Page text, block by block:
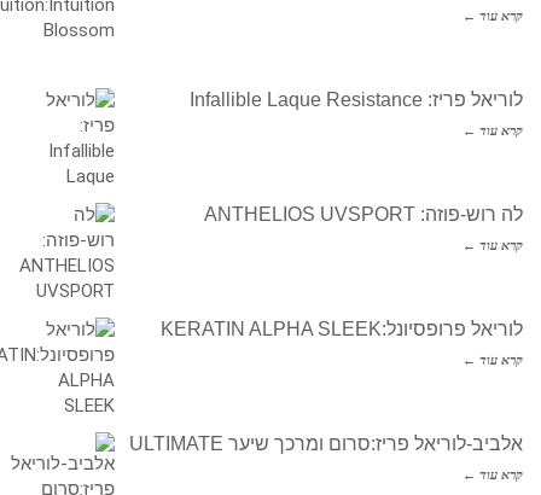
קרא עוד ←
לוריאל פריז: Infallible Laque Resistance
קרא עוד ←
לה רוש-פוזה: ANTHELIOS UVSPORT
קרא עוד ←
לוריאל פרופסיונל:KERATIN ALPHA SLEEK
קרא עוד ←
אלביב-לוריאל פריז:סרום ומרכך שיער ULTIMATE
קרא עוד ←